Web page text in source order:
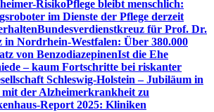
RisikoPflege bleibt menschlich:
im Dienste der Pflege derzeit
Bundesverdienstkreuz für Prof. Dr.
in Nordrhein-Westfalen: Über 380.000
von BenzodiazepinenIst die Ehe
– kaum Fortschritte bei riskanter
Schleswig-Holstein – Jubiläum in
der Alzheimerkrankheit zu
Report 2025: Kliniken